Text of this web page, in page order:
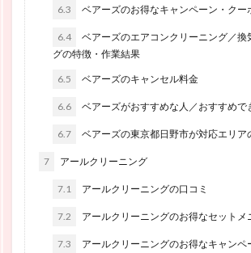
6.3 ベアーズのお得なキャンペーン・クー
6.4
ベアーズのエアコンクリーニング／換
グの特徴・作業結果
6.5 ベアーズのキャンセル料金
6.6 ベアーズがおすすめな人／おすすめで
6.7 ベアーズの東京都日野市が対応エリア
7 アールクリーニング
7.1 アールクリーニングの口コミ
7.2 アールクリーニングのお得なセットメ
7.3 アールクリーニングのお得なキャンペ